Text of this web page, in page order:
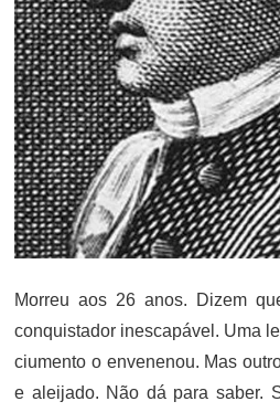
Morreu aos 26 anos. Dizem
conquistador inescapável. Uma
ciumento o envenenou. Mas
e aleijado. Não dá para saber.